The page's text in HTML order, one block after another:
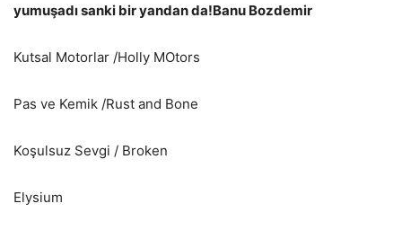
yumuşadı sanki bir yandan da!Banu Bozdemir
Kutsal Motorlar /Holly MOtors
Pas ve Kemik /Rust and Bone
Koşulsuz Sevgi / Broken
Elysium